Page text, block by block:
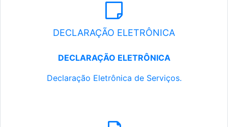
DECLARAÇÃO ELETRÔNICA
DECLARAÇÃO ELETRÔNICA
Declaração Eletrônica de Serviços.